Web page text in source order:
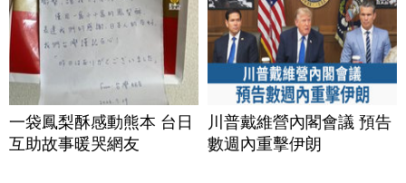
一袋鳳梨酥感動熊本 台日
互助故事暖哭網友
川普戴維營內閣會議 預告
數週內重擊伊朗